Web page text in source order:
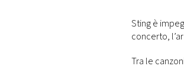
FOTO
Sting è
concerto,
Tra le